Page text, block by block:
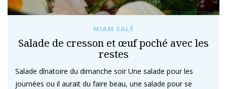
MIAM SALÉ
Salade de cresson et œuf poché avec les
restes
Salade dînatoire du dimanche soir Une salade pour les
journées ou il aurait du faire beau, une salade pour se